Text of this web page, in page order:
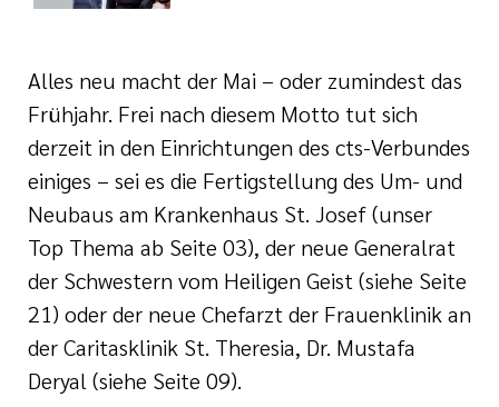
Alles neu macht der Mai – oder zumindest das
Frühjahr. Frei nach diesem Motto tut sich
derzeit in den Einrichtungen des cts-Verbundes
einiges – sei es die Fertigstellung des Um- und
Neubaus am Krankenhaus St. Josef (unser
Top Thema ab Seite 03), der neue Generalrat
der Schwestern vom Heiligen Geist (siehe Seite
21) oder der neue Chefarzt der Frauenklinik an
der Caritasklinik St. Theresia, Dr. Mustafa
Deryal (siehe Seite 09).